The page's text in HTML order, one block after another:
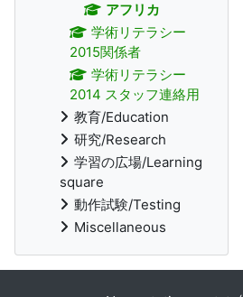
アフリカ
学術リテラシー
2015関係者
学術リテラシー
2014 スタッフ連絡用
教育/Education
研究/Research
学習の広場/Learning
square
動作試験/Testing
Miscellaneous